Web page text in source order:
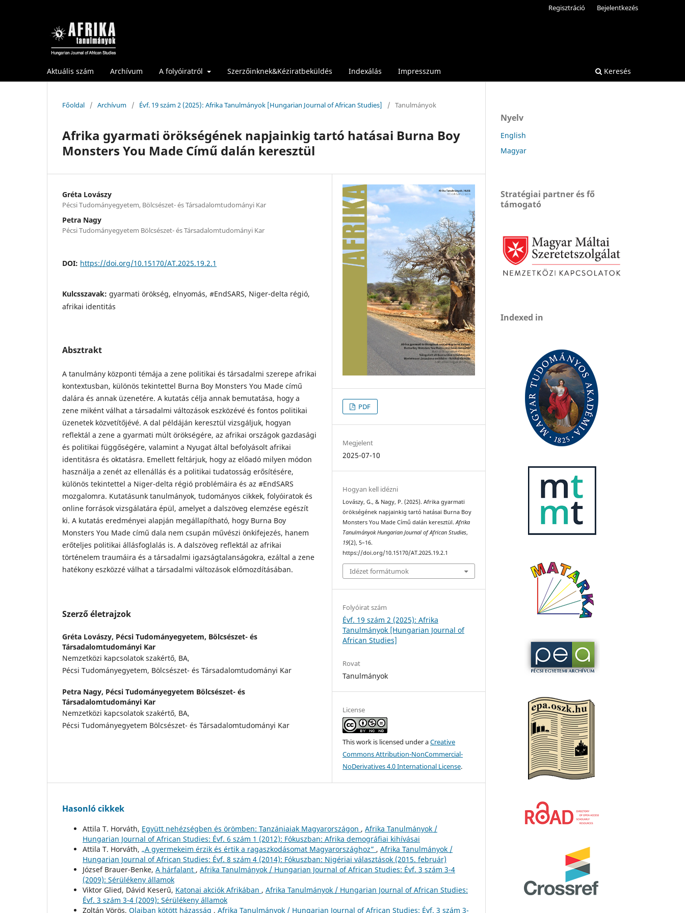
Aktuális szám Archívum A folyóiratról Szerzőinknek&Kéziratbeküldés Indexálás Impresszum Keresés
Regisztráció Bejelentkezés
Főoldal / Archívum / Évf. 19 szám 2 (2025): Afrika Tanulmányok [Hungarian Journal of African Studies] / Tanulmányok
Afrika gyarmati örökségének napjainkig tartó hatásai Burna Boy
Monsters You Made Című dalán keresztül
Gréta Lovászy
Pécsi Tudományegyetem, Bölcsészet- és Társadalomtudományi Kar
Petra Nagy
Pécsi Tudományegyetem Bölcsészet- és Társadalomtudományi Kar
DOI: https://doi.org/10.15170/AT.2025.19.2.1
Kulcsszavak: gyarmati örökség, elnyomás, #EndSARS, Niger-delta régió,
afrikai identitás
Absztrakt
A tanulmány központi témája a zene politikai és társadalmi szerepe afrikai
kontextusban, különös tekintettel Burna Boy Monsters You Made című
dalára és annak üzenetére. A kutatás célja annak bemutatása, hogy a
zene miként válhat a társadalmi változások eszközévé és fontos politikai
üzenetek közvetítőjévé. A dal példáján keresztül vizsgáljuk, hogyan
reflektál a zene a gyarmati múlt örökségére, az afrikai országok gazdasági
és politikai függőségére, valamint a Nyugat által befolyásolt afrikai
identitásra és oktatásra. Emellett feltárjuk, hogy az előadó milyen módon
használja a zenét az ellenállás és a politikai tudatosság erősítésére,
különös tekintettel a Niger-delta régió problémáira és az #EndSARS
mozgalomra. Kutatásunk tanulmányok, tudományos cikkek, folyóiratok és
online források vizsgálatára épül, amelyet a dalszöveg elemzése egészít
ki. A kutatás eredményei alapján megállapítható, hogy Burna Boy
Monsters You Made című dala nem csupán művészi önkifejezés, hanem
erőteljes politikai állásfoglalás is. A dalszöveg reflektál az afrikai
történelem traumáira és a társadalmi igazságtalanságokra, ezáltal a zene
hatékony eszközzé válhat a társadalmi változások előmozdításában.
Szerző életrajzok
Gréta Lovászy, Pécsi Tudományegyetem, Bölcsészet- és
Társadalomtudományi Kar
Nemzetközi kapcsolatok szakértő, BA,
Pécsi Tudományegyetem, Bölcsészet- és Társadalomtudományi Kar
Petra Nagy, Pécsi Tudományegyetem Bölcsészet- és
Társadalomtudományi Kar
Nemzetközi kapcsolatok szakértő, BA,
Pécsi Tudományegyetem Bölcsészet- és Társadalomtudományi Kar
PDF
Megjelent
2025-07-10
Hogyan kell idézni
Lovászy, G., & Nagy, P. (2025). Afrika gyarmati
örökségének napjainkig tartó hatásai Burna Boy
Monsters You Made Című dalán keresztül.Afrika
Tanulmányok Hungarian Journal of African Studies,
19(2), 5–16.
https://doi.org/10.15170/AT.2025.19.2.1
Idézet formátumok
Folyóirat szám
Évf. 19 szám 2 (2025): Afrika
Tanulmányok [Hungarian Journal of
African Studies]
Rovat
Tanulmányok
License
This work is licensed under aCreative
Commons Attribution-NonCommercial-
NoDerivatives 4.0 International License.
Hasonló cikkek
Attila T. Horváth, Együtt nehézségben és örömben: Tanzániaiak Magyarországon , Afrika Tanulmányok /
Hungarian Journal of African Studies: Évf. 6 szám 1 (2012): Fókuszban: Afrika demográfiai kihívásai
Attila T. Horváth, „A gyermekeim érzik és értik a ragaszkodásomat Magyarországhoz” , Afrika Tanulmányok /
Hungarian Journal of African Studies: Évf. 8 szám 4 (2014): Fókuszban: Nigériai választások (2015. február)
József Brauer-Benke, A hárfalant , Afrika Tanulmányok / Hungarian Journal of African Studies: Évf. 3 szám 3-4
(2009): Sérülékeny államok
Viktor Glied, Dávid Keserű, Katonai akciók Afrikában , Afrika Tanulmányok / Hungarian Journal of African Studies:
Évf. 3 szám 3-4 (2009): Sérülékeny államok
Zoltán Vörös, Olajban kötött házasság , Afrika Tanulmányok / Hungarian Journal of African Studies: Évf. 3 szám 3-
Nyelv
English
Magyar
Stratégiai partner és fő
támogató
Indexed in